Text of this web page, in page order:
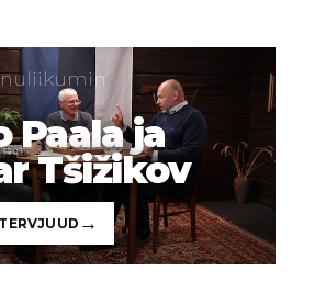
Paala ja
Tšižikov